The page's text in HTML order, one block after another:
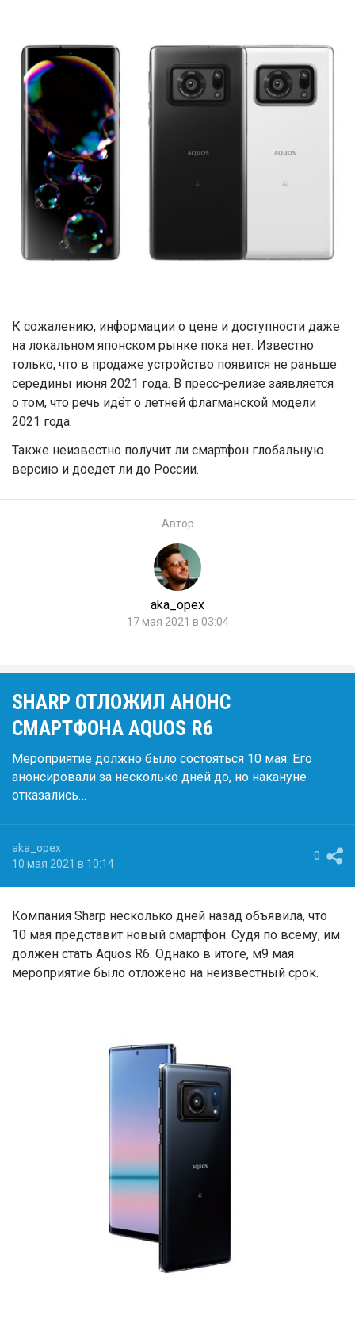
К сожалению, информации о цене и доступности даже
на локальном японском рынке пока нет. Известно
только, что в продаже устройство появится не раньше
середины июня 2021 года. В пресс-релизе заявляется
о том, что речь идёт о летней флагманской модели
2021 года.
Также неизвестно получит ли смартфон глобальную
версию и доедет ли до России.
Автор
aka_opex
17 мая 2021 в 03:04
SHARP ОТЛОЖИЛ АНОНС
СМАРТФОНА AQUOS R6
Мероприятие должно было состояться 10 мая. Его
анонсировали за несколько дней до, но накануне
отказались…
aka_opex
10 мая 2021 в 10:14
0
Компания Sharp несколько дней назад объявила, что
10 мая представит новый смартфон. Судя по всему, им
должен стать Aquos R6. Однако в итоге, м9 мая
мероприятие было отложено на неизвестный срок.